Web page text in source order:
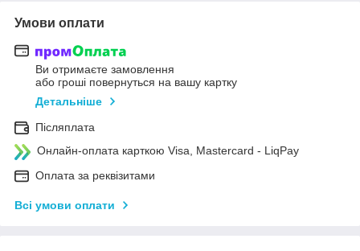
Умови оплати
Ви отримаєте замовлення
або гроші повернуться на вашу картку
Детальніше
Післяплата
Онлайн-оплата карткою Visa, Mastercard - LiqPay
Оплата за реквізитами
Всі умови оплати